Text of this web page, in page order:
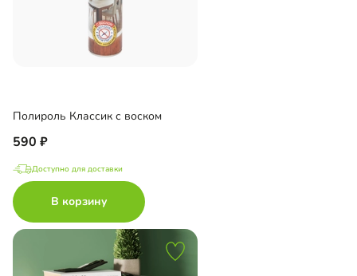
Полироль Классик с воском
590
Доступно для доставки
В корзину